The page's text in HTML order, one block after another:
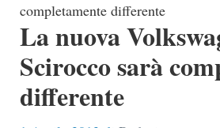
completamente differente
La nuova
Scirocco sarà
differente